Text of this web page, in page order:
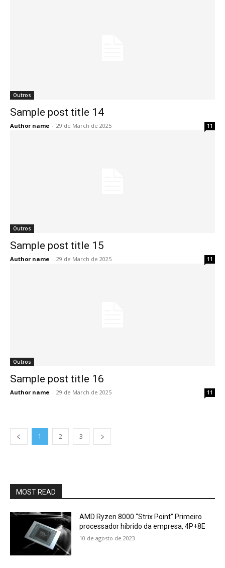
Outros
Sample post title 14
Author name - 29 de March de 2025 11
Outros
Sample post title 15
Author name - 29 de March de 2025 11
Outros
Sample post title 16
Author name - 29 de March de 2025 11
1 2 3
MOST READ
AMD Ryzen 8000 “Strix Point” Primeiro
processador híbrido da empresa, 4P+8E
10 de agosto de 2023